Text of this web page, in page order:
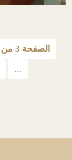
الصفحة 3 من 13
...